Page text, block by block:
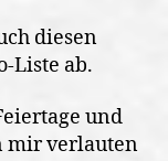
diesen
Liste ab.
und
mir verlauten